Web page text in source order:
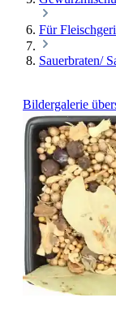
Für
Sauerbraten/
Bildergalerie